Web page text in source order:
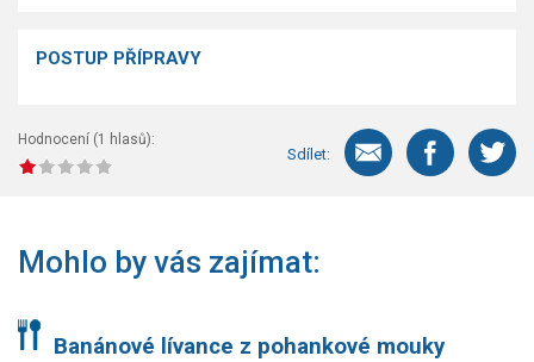
POSTUP PŘÍPRAVY
Hodnocení (1 hlasů):
Sdílet:
Mohlo by vás zajímat:
Banánové lívance z pohankové mouky